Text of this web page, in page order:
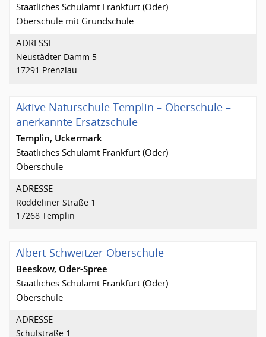
Staatliches Schulamt Frankfurt (Oder)
Oberschule mit Grundschule
ADRESSE
Neustädter Damm 5
17291 Prenzlau
Aktive Naturschule Templin – Oberschule –
anerkannte Ersatzschule
Templin, Uckermark
Staatliches Schulamt Frankfurt (Oder)
Oberschule
ADRESSE
Röddeliner Straße 1
17268 Templin
Albert-Schweitzer-Oberschule
Beeskow, Oder-Spree
Staatliches Schulamt Frankfurt (Oder)
Oberschule
ADRESSE
Schulstraße 1